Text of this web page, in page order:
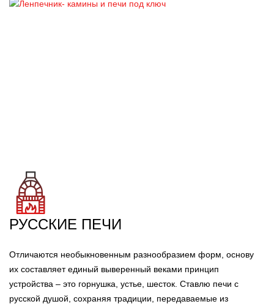
РУССКИЕ ПЕЧИ
Отличаются необыкновенным разнообразием форм, основу
их составляет единый выверенный веками принцип
устройства – это горнушка, устье, шесток. Ставлю печи с
русской душой, сохраняя традиции, передаваемые из